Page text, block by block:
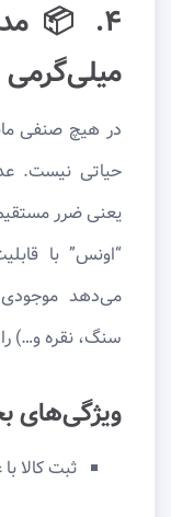
۴. 📦
میلی‌گرمی
در هیچ صنفی
حیاتی نیست.
یعنی ضرر
“اونس” با
می‌دهد موجودی
سنگ، نقره و…)
ویژگی‌های
ثبت کالا